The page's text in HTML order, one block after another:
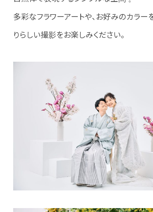
多彩なフラワーアートや、お好みのカラー
りらしい撮影をお楽しみください。